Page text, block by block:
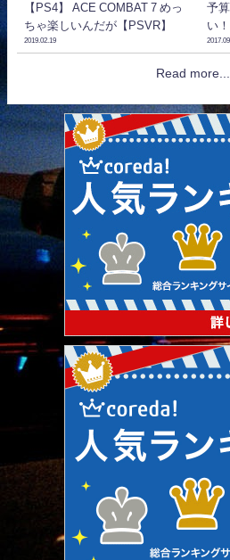
【PS4】 ACE COMBAT 7 めっ
ちゃ楽しいんだが【PSVR】
2019.02.19
予
い！
Read more...